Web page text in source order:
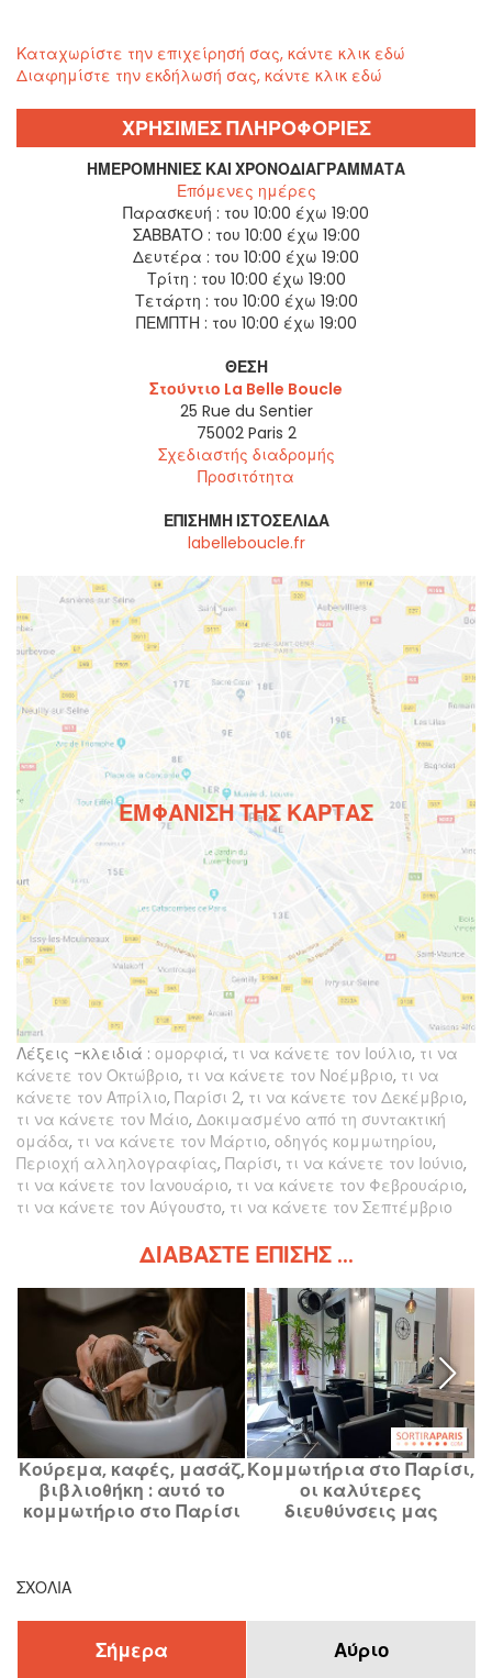
Καταχωρίστε την επιχείρησή σας, κάντε κλικ εδώ
Διαφημίστε την εκδήλωσή σας, κάντε κλικ εδώ
ΧΡΗΣΙΜΕΣ ΠΛΗΡΟΦΟΡΙΕΣ
ΗΜΕΡΟΜΗΝΊΕΣ ΚΑΙ ΧΡΟΝΟΔΙΑΓΡΆΜΜΑΤΑ
Επόμενες ημέρες
Παρασκευή : του 10:00 έχω 19:00
ΣΑΒΒΑΤΟ : του 10:00 έχω 19:00
Δευτέρα : του 10:00 έχω 19:00
Τρίτη : του 10:00 έχω 19:00
Τετάρτη : του 10:00 έχω 19:00
ΠΕΜΠΤΗ : του 10:00 έχω 19:00
ΘΈΣΗ
Στούντιο La Belle Boucle
25 Rue du Sentier
75002 Paris 2
Σχεδιαστής διαδρομής
Προσιτότητα
ΕΠΊΣΗΜΗ ΙΣΤΟΣΕΛΊΔΑ
labelleboucle.fr
ΕΜΦΆΝΙΣΗ ΤΗΣ ΚΆΡΤΑΣ
Λέξεις -κλειδιά : ομορφιά, τι να κάνετε τον Ιούλιο, τι να
κάνετε τον Οκτώβριο, τι να κάνετε τον Νοέμβριο, τι να
κάνετε τον Απρίλιο, Παρίσι 2, τι να κάνετε τον Δεκέμβριο,
τι να κάνετε τον Μάιο, Δοκιμασμένο από τη συντακτική
ομάδα, τι να κάνετε τον Μάρτιο, οδηγός κομμωτηρίου,
Περιοχή αλληλογραφίας, Παρίσι, τι να κάνετε τον Ιούνιο,
τι να κάνετε τον Ιανουάριο, τι να κάνετε τον Φεβρουάριο,
τι να κάνετε τον Αύγουστο, τι να κάνετε τον Σεπτέμβριο
ΔΙΑΒΆΣΤΕ ΕΠΊΣΗΣ ...
Κούρεμα, καφές, μασάζ,
βιβλιοθήκη : αυτό το
κομμωτήριο στο Παρίσι
Κομμωτήρια στο Παρίσι,
οι καλύτερες
διευθύνσεις μας
ΣΧΌΛΙΑ
Σήμερα Αύριο